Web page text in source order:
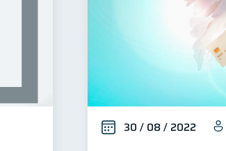
30 / 08 / 2022